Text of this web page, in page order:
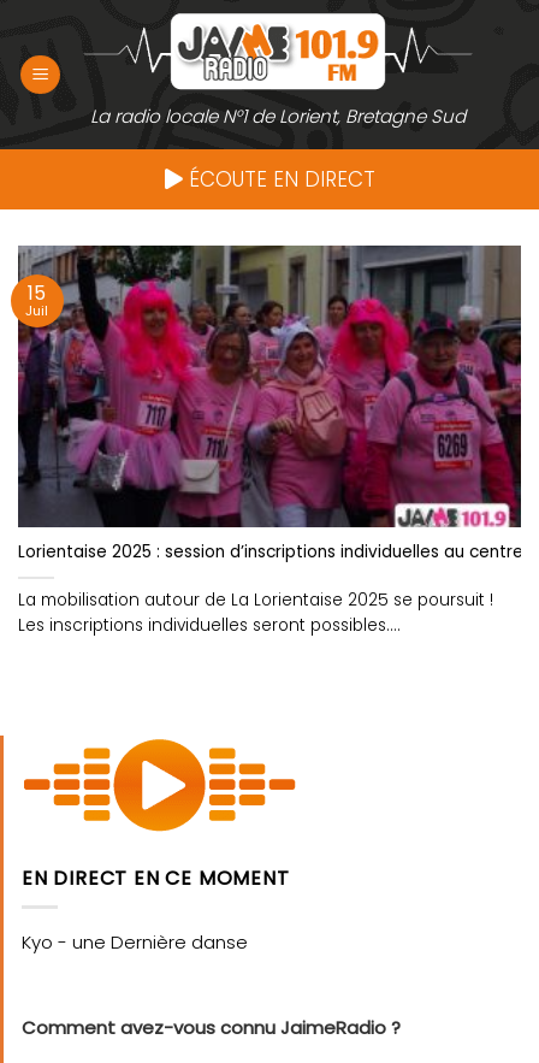
contenu
La radio locale N°1 de Lorient, Bretagne Sud
ÉCOUTE EN DIRECT
Lorientaise 2025 : session d’inscriptions individuelles au centre
La mobilisation autour de La Lorientaise 2025 se poursuit !
Les inscriptions individuelles seront possibles....
15
Juil
EN DIRECT EN CE MOMENT
Comment avez-vous connu JaimeRadio ?